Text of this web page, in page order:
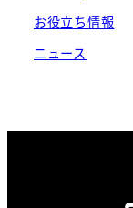
お役立ち情報
ニュース